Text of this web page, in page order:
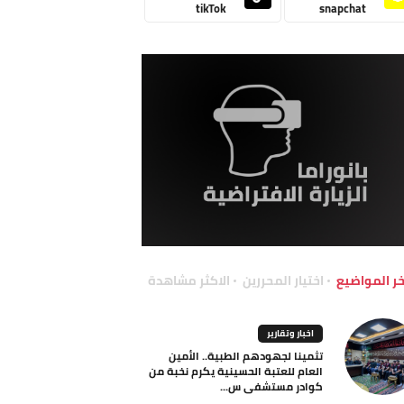
snapchat
tikTok
المواضيع اختيار المحررين الاكثر مشاهدة
اخبار وتقارير
تثمينا لجهودهم الطبية.. الأمين
العام للعتبة الحسينية يكرم نخبة من
كوادر مستشفى س...